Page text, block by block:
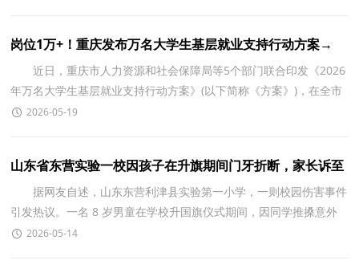
岗位1万+！重庆发布万名大学生基层就业支持行动方案→
近日，重庆市人力资源和社会保障局等5个部门联合印发《2026
年万名大学生基层就业支持行动方案》(以下简称《方案》)，在全市
范围内开展万名大学生基层就业支持行动，鼓励引导
2026-05-19
山东省东营实验一校因孩子在升旗期间门牙折断，家长诉至
法院！
据网友自述，山东东营利津县实验第一小学，一则校园伤害事件
引发热议。一名 8 岁男童在学校升国旗仪式期间，因同学推搡意外
摔倒，面部多处擦伤、两颗门牙严重受损，21 号牙冠粉碎
2026-05-14